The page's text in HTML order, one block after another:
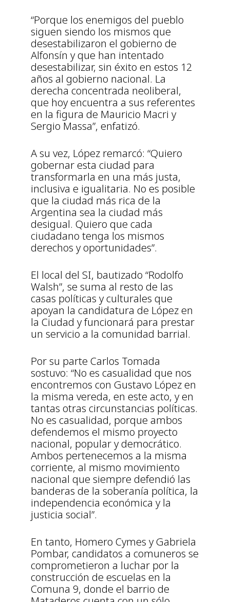
“Porque los enemigos del pueblo
siguen siendo los mismos que
desestabilizaron el gobierno de
Alfonsín y que han intentado
desestabilizar, sin éxito en estos 12
años al gobierno nacional. La
derecha concentrada neoliberal,
que hoy encuentra a sus referentes
en la figura de Mauricio Macri y
Sergio Massa”, enfatizó.
A su vez, López remarcó: “Quiero
gobernar esta ciudad para
transformarla en una más justa,
inclusiva e igualitaria. No es posible
que la ciudad más rica de la
Argentina sea la ciudad más
desigual. Quiero que cada
ciudadano tenga los mismos
derechos y oportunidades”.
El local del SI, bautizado “Rodolfo
Walsh”, se suma al resto de las
casas políticas y culturales que
apoyan la candidatura de López en
la Ciudad y funcionará para prestar
un servicio a la comunidad barrial.
Por su parte Carlos Tomada
sostuvo: “No es casualidad que nos
encontremos con Gustavo López en
la misma vereda, en este acto, y en
tantas otras circunstancias políticas.
No es casualidad, porque ambos
defendemos el mismo proyecto
nacional, popular y democrático.
Ambos pertenecemos a la misma
corriente, al mismo movimiento
nacional que siempre defendió las
banderas de la soberanía política, la
independencia económica y la
justicia social”.
En tanto, Homero Cymes y Gabriela
Pombar, candidatos a comuneros se
comprometieron a luchar por la
construcción de escuelas en la
Comuna 9, donde el barrio de